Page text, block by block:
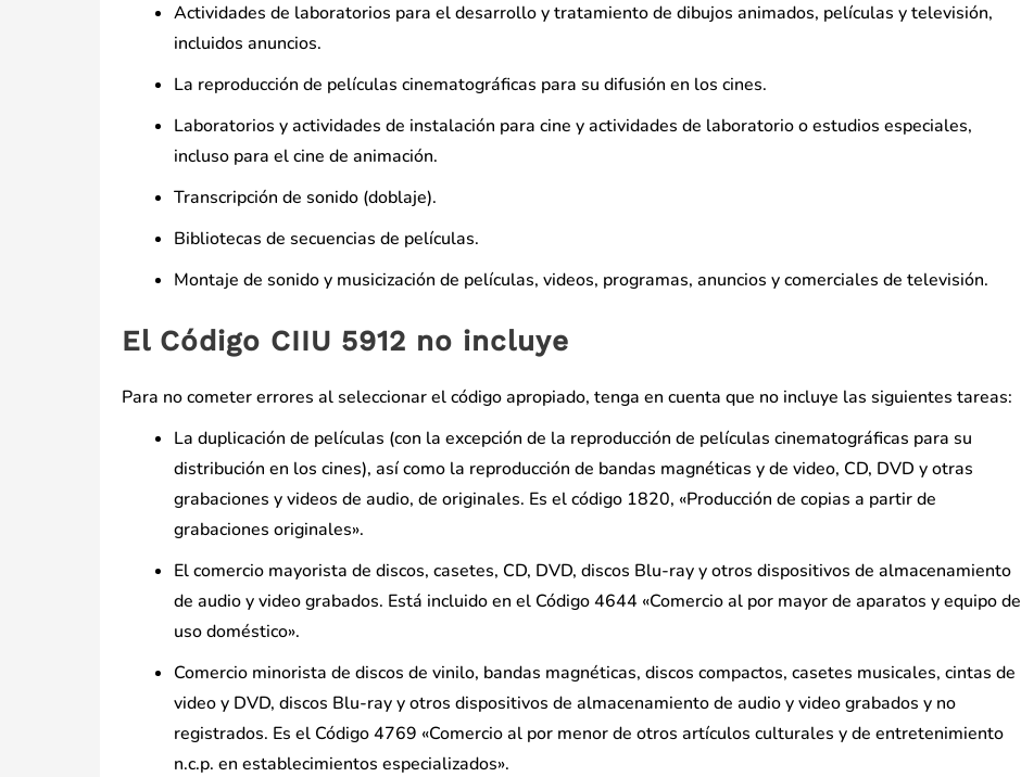
Actividades de laboratorios para el desarrollo y tratamiento de dibujos animados, películas y televisión,
incluidos anuncios.
La reproducción de películas cinematográficas para su difusión en los cines.
Laboratorios y actividades de instalación para cine y actividades de laboratorio o estudios especiales,
incluso para el cine de animación.
Transcripción de sonido (doblaje).
Bibliotecas de secuencias de películas.
Montaje de sonido y musicización de películas, videos, programas, anuncios y comerciales de televisión.
El Código CIIU 5912 no incluye
Para no cometer errores al seleccionar el código apropiado, tenga en cuenta que no incluye las siguientes tareas:
La duplicación de películas (con la excepción de la reproducción de películas cinematográficas para su
distribución en los cines), así como la reproducción de bandas magnéticas y de video, CD, DVD y otras
grabaciones y videos de audio, de originales. Es el código 1820, «Producción de copias a partir de
grabaciones originales».
El comercio mayorista de discos, casetes, CD, DVD, discos Blu-ray y otros dispositivos de almacenamiento
de audio y video grabados. Está incluido en el Código 4644 «Comercio al por mayor de aparatos y equipo de
uso doméstico».
Comercio minorista de discos de vinilo, bandas magnéticas, discos compactos, casetes musicales, cintas de
video y DVD, discos Blu-ray y otros dispositivos de almacenamiento de audio y video grabados y no
registrados. Es el Código 4769 «Comercio al por menor de otros artículos culturales y de entretenimiento
n.c.p. en establecimientos especializados».